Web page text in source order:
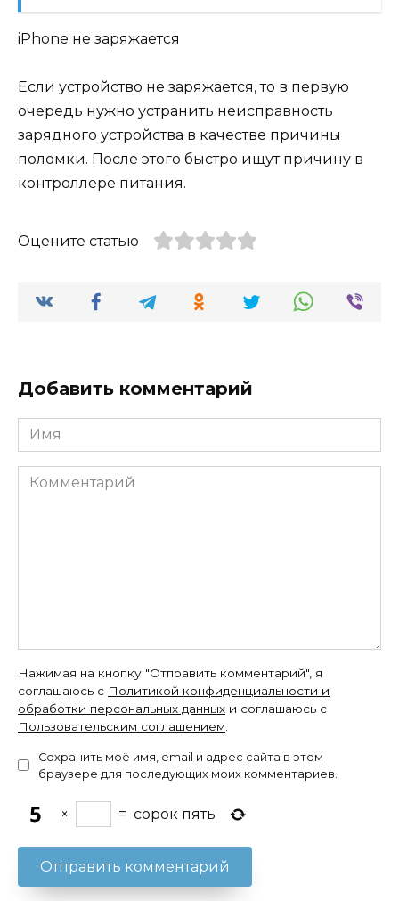
iPhone не заряжается
Если устройство не заряжается, то в первую
очередь нужно устранить неисправность
зарядного устройства в качестве причины
поломки. После этого быстро ищут причину в
контроллере питания.
Оцените статью
Добавить комментарий
Имя
Комментарий
Нажимая на кнопку "Отправить комментарий", я
соглашаюсь с Политикой конфиденциальности и
обработки персональных данных и соглашаюсь с
Пользовательским соглашением
Сохранить моё имя, email и адрес сайта в этом
браузере для последующих моих комментариев.
× = сорок пять